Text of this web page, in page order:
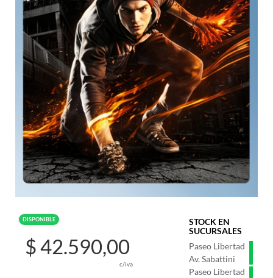
DISPONIBLE
STOCK EN
SUCURSALES
Paseo Libertad
Av. Sabattini
Paseo Libertad
$ 42.590,00
c/iva